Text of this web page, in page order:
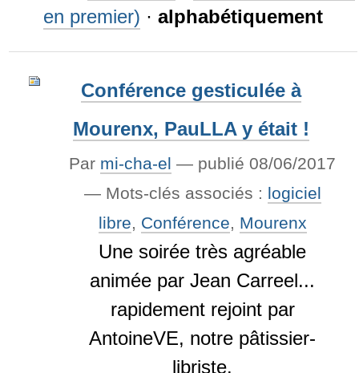
en premier) · alphabétiquement
Conférence gesticulée à
Mourenx, PauLLA y était !
Par mi-cha-el — publié 08/06/2017
— Mots-clés associés : logiciel
libre, Conférence, Mourenx
Une soirée très agréable
animée par Jean Carreel...
rapidement rejoint par
AntoineVE, notre pâtissier-
libriste.